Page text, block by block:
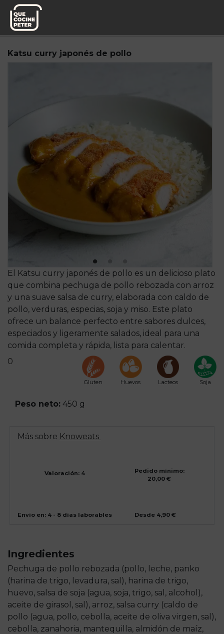
Pedido semanal
Katsu curry japonés de pollo
El Katsu curry japonés de pollo es un delicioso plato
que combina pechuga de pollo rebozada con arroz
y una suave salsa de curry, elaborada con caldo de
pollo, verduras, especias, soja y miso. Este plato
ofrece un balance perfecto entre sabores dulces,
especiados y ligeramente salados, ideal para una
comida completa y rápida, lista para calentar.
0
Gluten Huevos Lacteos Soja
Peso neto: 450 g
Más sobre Knoweats
Valoración: 4
Pedido mínimo:
20,00 €
Envío en: 4 - 8 días laborables Desde 4,90 €
Ingredientes
Pechuga de pollo rebozada (pollo, leche, panko
(harina de trigo, levadura, sal), harina de trigo,
huevo, salsa de soja (agua, soja, trigo, sal, alcohol),
aceite de girasol, sal), arroz, salsa curry (caldo de
pollo (agua, pollo, cebolla, aceite de oliva virgen, sal),
cebolla, zanahoria, mantequilla, almidón de maíz,